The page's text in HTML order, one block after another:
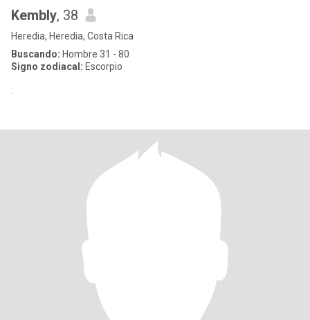
Kembly, 38
Heredia, Heredia, Costa Rica
Buscando: Hombre 31 - 80
Signo zodiacal: Escorpio